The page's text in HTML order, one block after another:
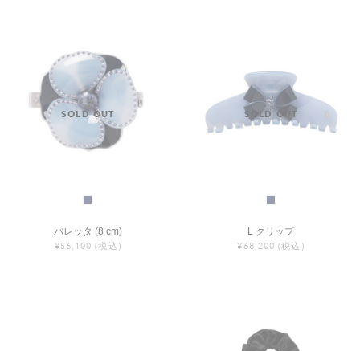
バレッタ (8 cm)
¥56,100 (税込)
L クリップ
¥68,200 (税込)